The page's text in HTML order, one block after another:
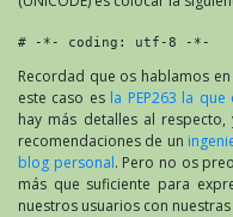
# -*- coding: utf-8 -*-
Recordad que os hablamos
este caso es la PEP263 la
hay más detalles al
recomendaciones de un
blog personal. Pero no os
más que suficiente para
nuestros usuarios con